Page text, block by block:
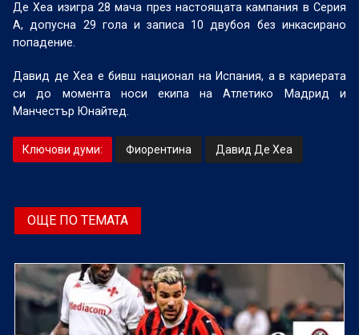
Де Хеа изигра 28 мача през настоящата кампания в Серия
А, допусна 29 гола и записа 10 двубоя без инкасирано
попадение.
Давид де Хеа е бивш национал на Испания, а в кариерата
си до момента носи екипа на Атлетико Мадрид и
Манчестър Юнайтед.
Ключови думи: Фиорентина Давид Де Хеа
ОЩЕ ПО ТЕМАТА